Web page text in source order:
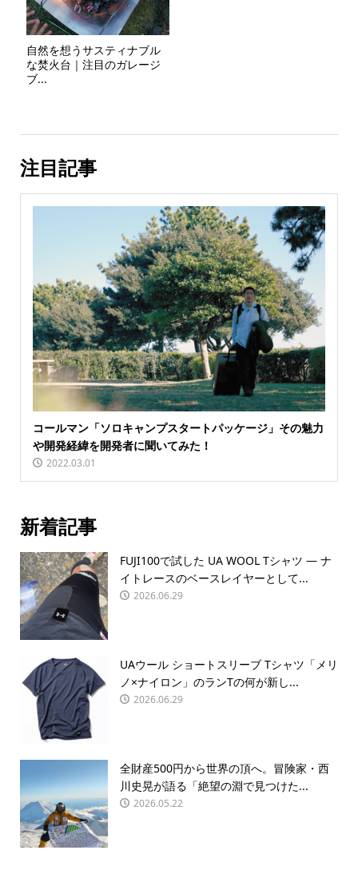
自然を想うサスティナブル
な焚火台｜注目のガレージ
ブ...
注目記事
コールマン「ソロキャンプスタートパッケージ」その魅力
や開発経緯を開発者に聞いてみた！
2022.03.01
新着記事
FUJI100で試した UA WOOL Tシャツ — ナ
イトレースのベースレイヤーとして...
2026.06.29
UAウール ショートスリーブ Tシャツ「メリ
ノ×ナイロン」のランTの何が新し...
2026.06.29
全財産500円から世界の頂へ。冒険家・西
川史晃が語る「絶望の淵で見つけた...
2026.05.22